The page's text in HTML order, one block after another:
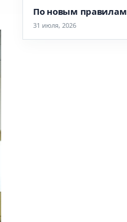
По новым правилам
31 июля, 2026